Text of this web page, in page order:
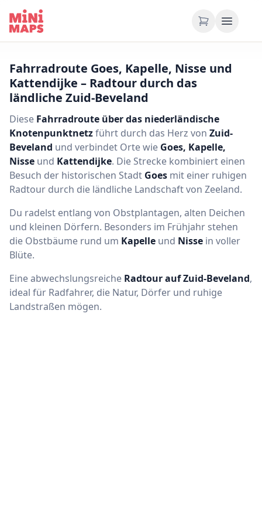
Zum Inhalt springen
Fahrradroute Goes, Kapelle, Nisse und
Kattendijke – Radtour durch das
ländliche Zuid-Beveland
Diese Fahrradroute über das niederländische
Knotenpunktnetzführt durch das Herz von Zuid-
Beveland und verbindet Orte wie Goes, Kapelle,
Nisse und Kattendijke. Die Strecke kombiniert einen
Besuch der historischen Stadt Goes mit einer ruhigen
Radtour durch die ländliche Landschaft von Zeeland.
Du radelst entlang von Obstplantagen, alten Deichen
und kleinen Dörfern. Besonders im Frühjahr stehen
die Obstbäume rund um Kapelle und Nisse in voller
Blüte.
Eine abwechslungsreiche Radtour auf Zuid-Beveland,
ideal für Radfahrer, die Natur, Dörfer und ruhige
Landstraßen mögen.